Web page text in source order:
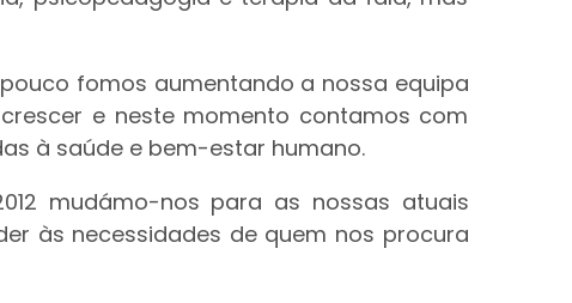
fomos aumentando a nossa equipa
e neste momento contamos com
à saúde e bem-estar humano.
mudámo-nos para as nossas atuais
às necessidades de quem nos procura